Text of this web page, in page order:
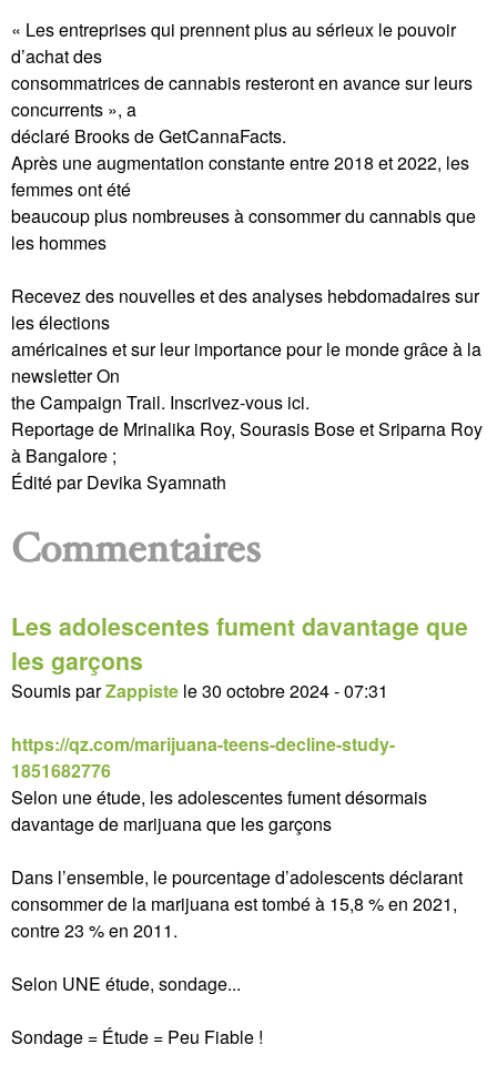
« Les entreprises qui prennent plus au sérieux le pouvoir
d’achat des
consommatrices de cannabis resteront en avance sur leurs
concurrents », a
déclaré Brooks de GetCannaFacts.
Après une augmentation constante entre 2018 et 2022, les
femmes ont été
beaucoup plus nombreuses à consommer du cannabis que
les hommes
Recevez des nouvelles et des analyses hebdomadaires sur
les élections
américaines et sur leur importance pour le monde grâce à la
newsletter On
the Campaign Trail. Inscrivez-vous ici.
Reportage de Mrinalika Roy, Sourasis Bose et Sriparna Roy
à Bangalore ;
Édité par Devika Syamnath
Commentaires
Les adolescentes fument davantage que
les garçons
Soumis parZappiste le30 octobre 2024 - 07:31
https://qz.com/marijuana-teens-decline-study-
1851682776
Selon une étude, les adolescentes fument désormais
davantage de marijuana que les garçons
Dans l’ensemble, le pourcentage d’adolescents déclarant
consommer de la marijuana est tombé à 15,8 % en 2021,
contre 23 % en 2011.
Selon UNE étude, sondage...
Sondage = Étude = Peu Fiable !